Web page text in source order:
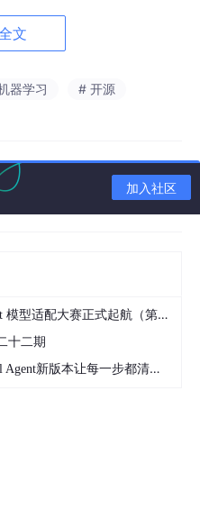
h或TensorFlow基础
+ Docker
计有效提示词，调用OpenAI/C
互到模型推理的全链路
文
器学习 # 开源
加入社区
适配大赛正式起航（第二季）
十二期
新版本让每一步都清晰可见